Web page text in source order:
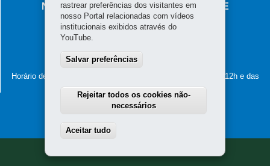
NÚCLEO REGIONAL DE EDUCAÇÃO DE
GUARAPUAVA
Rua Senador Pinheiro Machado, nº 2332 - Centro
(42) 3621-7600
Horário de atendimento: de segunda a sexta-feira, das 8h às 12h e das
13 às 18h
rastrear preferências dos visitantes em
nosso Portal relacionadas com vídeos
institucionais exibidos através do
YouTube.
Salvar preferências
Rejeitar todos os cookies não-
necessários
Aceitar tudo